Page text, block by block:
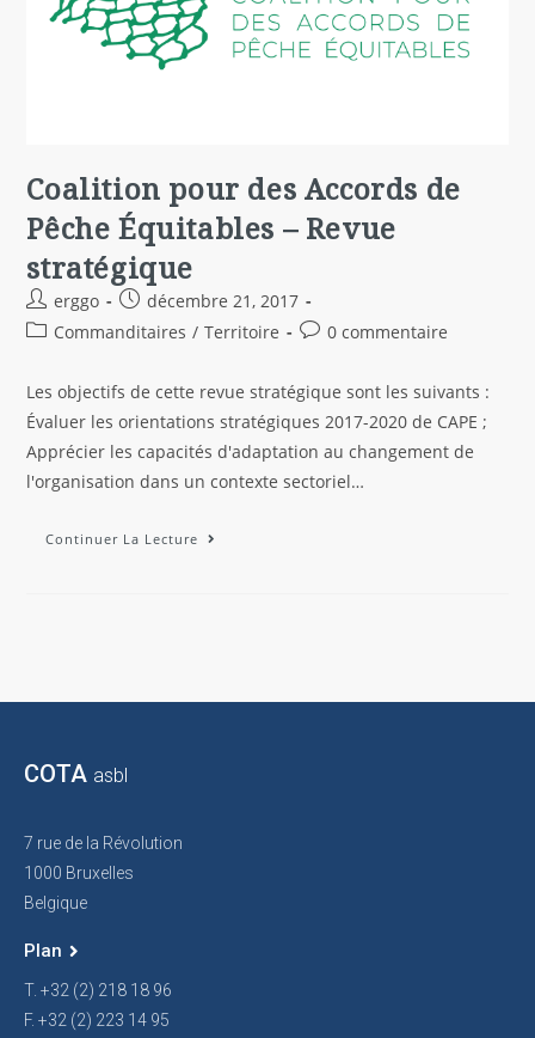
Coalition pour des Accords de
Pêche Équitables – Revue
stratégique
erggo
décembre 21, 2017
Commanditaires / Territoire 0 commentaire
Les objectifs de cette revue stratégique sont les suivants :
Évaluer les orientations stratégiques 2017-2020 de CAPE ;
Apprécier les capacités d'adaptation au changement de
l'organisation dans un contexte sectoriel…
Continuer La Lecture
COTA asbl
7 rue de la Révolution
1000 Bruxelles
Belgique
Plan
T. +32 (2) 218 18 96
F. +32 (2) 223 14 95